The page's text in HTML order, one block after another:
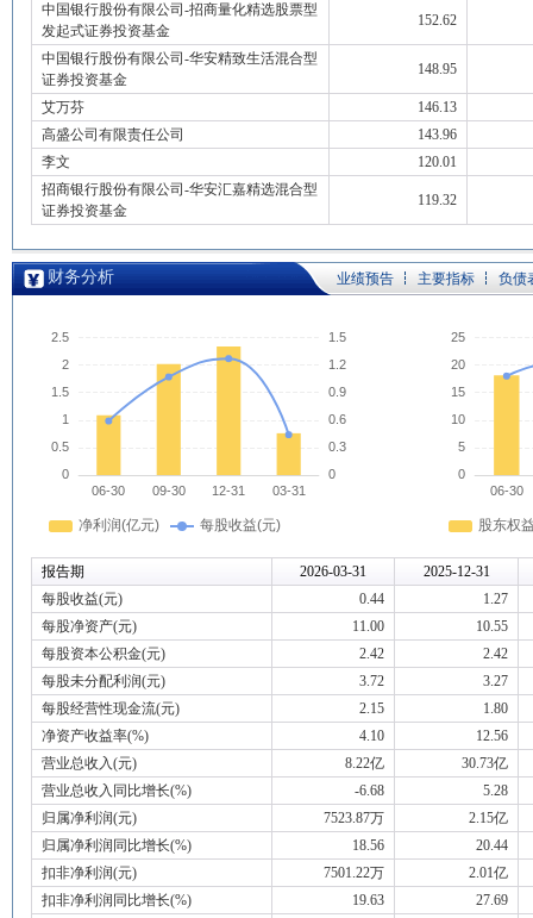
中国银行股份有限公司-招商量化精选股票型
发起式证券投资基金
152.62
中国银行股份有限公司-华安精致生活混合型
证券投资基金
148.95
艾万芬
146.13
高盛公司有限责任公司
143.96
李文
120.01
招商银行股份有限公司-华安汇嘉精选混合型
证券投资基金
119.32
财务分析 业绩预告 主要指标 负债
报告期 2026-03-31
2025-12-31
每股收益(元)
0.44
1.27
每股净资产(元)
11.00
10.55
每股资本公积金(元)
2.42
2.42
每股未分配利润(元)
3.72
3.27
每股经营性现金流(元)
2.15
1.80
净资产收益率(%)
4.10
12.56
营业总收入(元)
8.22亿
30.73亿
营业总收入同比增长(%)
-6.68
5.28
归属净利润(元)
7523.87万
2.15亿
归属净利润同比增长(%)
18.56
20.44
扣非净利润(元)
7501.22万
2.01亿
扣非净利润同比增长(%)
19.63
27.69